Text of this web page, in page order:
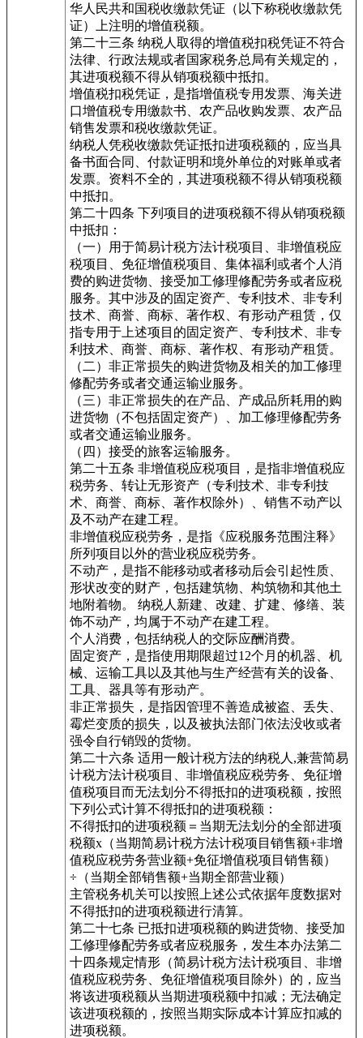
华人民共和国税收缴款凭证（以下称税收缴款凭
证）上注明的增值税额。
第二十三条 纳税人取得的增值税扣税凭证不符合
法律、行政法规或者国家税务总局有关规定的，
其进项税额不得从销项税额中抵扣。
增值税扣税凭证，是指增值税专用发票、海关进
口增值税专用缴款书、农产品收购发票、农产品
销售发票和税收缴款凭证。
纳税人凭税收缴款凭证抵扣进项税额的，应当具
备书面合同、付款证明和境外单位的对账单或者
发票。资料不全的，其进项税额不得从销项税额
中抵扣。
第二十四条 下列项目的进项税额不得从销项税额
中抵扣：
（一）用于简易计税方法计税项目、非增值税应
税项目、免征增值税项目、集体福利或者个人消
费的购进货物、接受加工修理修配劳务或者应税
服务。其中涉及的固定资产、专利技术、非专利
技术、商誉、商标、著作权、有形动产租赁，仅
指专用于上述项目的固定资产、专利技术、非专
利技术、商誉、商标、著作权、有形动产租赁。
（二）非正常损失的购进货物及相关的加工修理
修配劳务或者交通运输业服务。
（三）非正常损失的在产品、产成品所耗用的购
进货物（不包括固定资产）、加工修理修配劳务
或者交通运输业服务。
（四）接受的旅客运输服务。
第二十五条 非增值税应税项目，是指非增值税应
税劳务、转让无形资产（专利技术、非专利技
术、商誉、商标、著作权除外）、销售不动产以
及不动产在建工程。
非增值税应税劳务，是指《应税服务范围注释》
所列项目以外的营业税应税劳务。
不动产，是指不能移动或者移动后会引起性质、
形状改变的财产，包括建筑物、构筑物和其他土
地附着物。 纳税人新建、改建、扩建、修缮、装
饰不动产，均属于不动产在建工程。
个人消费，包括纳税人的交际应酬消费。
固定资产，是指使用期限超过12个月的机器、机
械、运输工具以及其他与生产经营有关的设备、
工具、器具等有形动产。
非正常损失，是指因管理不善造成被盗、丢失、
霉烂变质的损失，以及被执法部门依法没收或者
强令自行销毁的货物。
第二十六条 适用一般计税方法的纳税人,兼营简易
计税方法计税项目、非增值税应税劳务、免征增
值税项目而无法划分不得抵扣的进项税额，按照
下列公式计算不得抵扣的进项税额：
不得抵扣的进项税额＝当期无法划分的全部进项
税额x（当期简易计税方法计税项目销售额+非增
值税应税劳务营业额+免征增值税项目销售额）
÷（当期全部销售额+当期全部营业额）
主管税务机关可以按照上述公式依据年度数据对
不得抵扣的进项税额进行清算。
第二十七条 已抵扣进项税额的购进货物、接受加
工修理修配劳务或者应税服务，发生本办法第二
十四条规定情形（简易计税方法计税项目、非增
值税应税劳务、免征增值税项目除外）的，应当
将该进项税额从当期进项税额中扣减；无法确定
该进项税额的，按照当期实际成本计算应扣减的
进项税额。